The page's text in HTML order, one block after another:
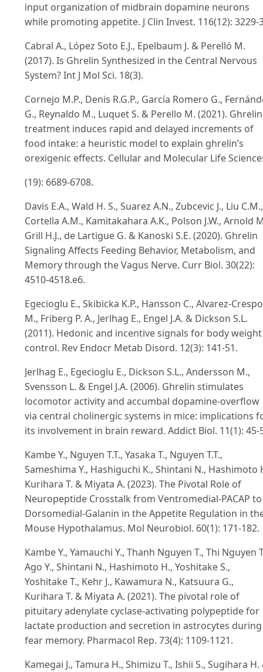
input organization of midbrain dopamine neurons
while promoting appetite. J Clin Invest. 116(12): 3229-
Cabral A., López Soto E.J., Epelbaum J. & Perelló M.
(2017). Is Ghrelin Synthesized in the Central Nervous
System? Int J Mol Sci. 18(3).
Cornejo M.P., Denis R.G.P., García Romero G.,
G., Reynaldo M., Luquet S. & Perello M. (2021). Ghrelin
treatment induces rapid and delayed increments of
food intake: a heuristic model to explain ghrelin’s
orexigenic effects. Cellular and Molecular Life
(19): 6689-6708.
Davis E.A., Wald H. S., Suarez A.N., Zubcevic J., Liu C.M.,
Cortella A.M., Kamitakahara A.K., Polson J.W., Arnold
Grill H.J., de Lartigue G. & Kanoski S.E. (2020). Ghrelin
Signaling Affects Feeding Behavior, Metabolism, and
Memory through the Vagus Nerve. Curr Biol. 30(22):
4510-4518.e6.
Egecioglu E., Skibicka K.P., Hansson C., Alvarez-Crespo
M., Friberg P. A., Jerlhag E., Engel J.A. & Dickson S.L.
(2011). Hedonic and incentive signals for body weight
control. Rev Endocr Metab Disord. 12(3): 141-51.
Jerlhag E., Egecioglu E., Dickson S.L., Andersson M.,
Svensson L. & Engel J.A. (2006). Ghrelin stimulates
locomotor activity and accumbal dopamine-overflow
via central cholinergic systems in mice: implications
its involvement in brain reward. Addict Biol. 11(1): 45-
Kambe Y., Nguyen T.T., Yasaka T., Nguyen T.T.,
Sameshima Y., Hashiguchi K., Shintani N., Hashimoto
Kurihara T. & Miyata A. (2023). The Pivotal Role of
Neuropeptide Crosstalk from Ventromedial-PACAP to
Dorsomedial-Galanin in the Appetite Regulation in
Mouse Hypothalamus. Mol Neurobiol. 60(1): 171-182.
Kambe Y., Yamauchi Y., Thanh Nguyen T., Thi Nguyen
Ago Y., Shintani N., Hashimoto H., Yoshitake S.,
Yoshitake T., Kehr J., Kawamura N., Katsuura G.,
Kurihara T. & Miyata A. (2021). The pivotal role of
pituitary adenylate cyclase-activating polypeptide for
lactate production and secretion in astrocytes during
fear memory. Pharmacol Rep. 73(4): 1109-1121.
Kamegai J., Tamura H., Shimizu T., Ishii S., Sugihara H.